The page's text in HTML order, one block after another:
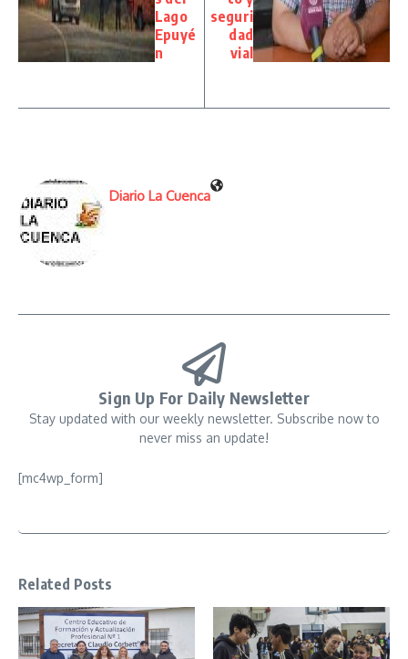
Lago
Epuyé
n
seguri
dad
vial
Diario La Cuenca
Sign Up For Daily Newsletter
Stay updated with our weekly newsletter. Subscribe now to
never miss an update!
[mc4wp_form]
Related Posts